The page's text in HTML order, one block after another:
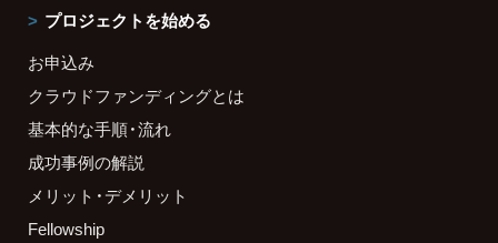
プロジェクトを始める
お申込み
クラウドファンディングとは
基本的な手順・流れ
成功事例の解説
メリット・デメリット
Fellowship